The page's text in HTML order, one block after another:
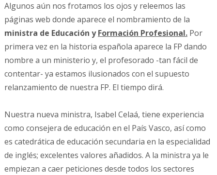
Algunos aún nos frotamos los ojos y releemos las
páginas web donde aparece el nombramiento de la
ministra de Educación yFormación Profesional.Por
primera vez en la historia española aparece la FP dando
nombre a un ministerio y, el profesorado -tan fácil de
contentar- ya estamos ilusionados con el supuesto
relanzamiento de nuestra FP. El tiempo dirá.
Nuestra nueva ministra, Isabel Celaá, tiene experiencia
como consejera de educación en el País Vasco, así como
es catedrática de educación secundaria en la especialidad
de inglés; excelentes valores añadidos. A la ministra ya le
empiezan a caer peticiones desde todos los sectores